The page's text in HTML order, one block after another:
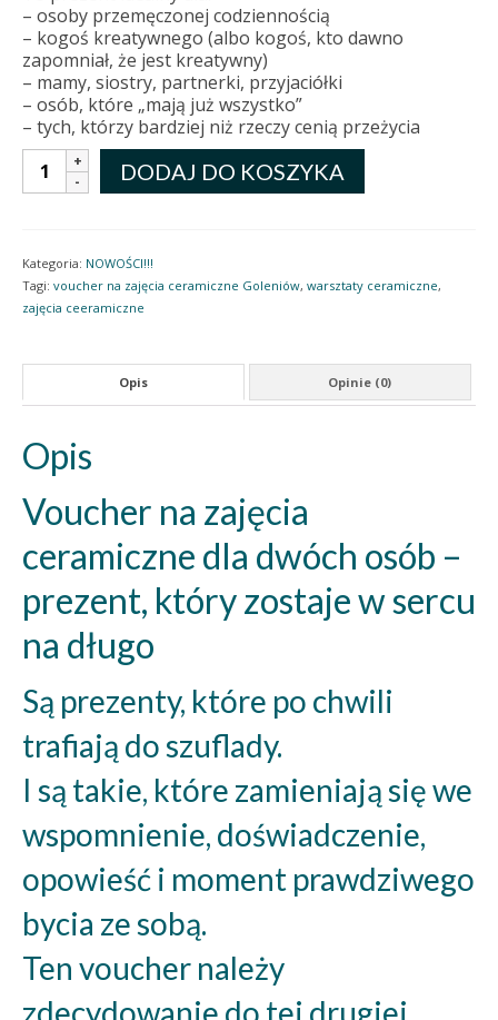
– osoby przemęczonej codziennością
– kogoś kreatywnego (albo kogoś, kto dawno
zapomniał, że jest kreatywny)
– mamy, siostry, partnerki, przyjaciółki
– osób, które „mają już wszystko”
– tych, którzy bardziej niż rzeczy cenią przeżycia
ilość
Voucher
dla
dwóch
osób
prezent,
zostaje
sercu
na
długo
DODAJ DO KOSZYKA
Kategoria: NOWOŚCI!!!
Tagi: voucher na zajęcia ceramiczne Goleniów, warsztaty ceramiczne,
zajęcia ceeramiczne
Opis Opinie (0)
Opis
Voucher na zajęcia
ceramiczne dla dwóch osób –
prezent, który zostaje w sercu
na długo
Są prezenty, które po chwili
trafiają do szuflady.
I są takie, które zamieniają się we
wspomnienie, doświadczenie,
opowieść i moment prawdziwego
bycia ze sobą.
Ten voucher należy
zdecydowanie do tej drugiej